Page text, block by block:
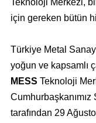
Teknoloji Merkezi,
için gereken bütün
Türkiye Metal
yoğun ve kapsamlı
MESS Teknoloji
tarafından 29